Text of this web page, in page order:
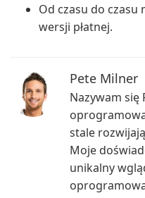
Od czasu do
wersji płatnej.
Pete Milner
Nazywam się
stale
Moje
unikalny